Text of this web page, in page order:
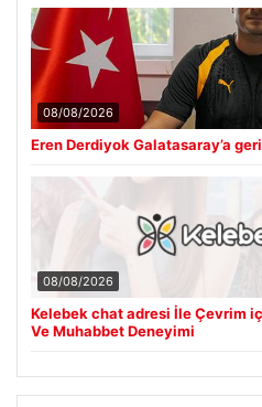
08/08/2026
Eren Derdiyok Galatasaray’a
08/08/2026
Kelebek chat adresi İle Çevrim
Ve Muhabbet Deneyimi